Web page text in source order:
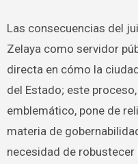
Las consecuencias del
Zelaya como servidor
directa en cómo la
del Estado; este
emblemático, pone de
materia de
necesidad de